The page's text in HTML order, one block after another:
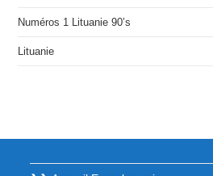
Numéros 1 Lituanie 90’s
Lituanie